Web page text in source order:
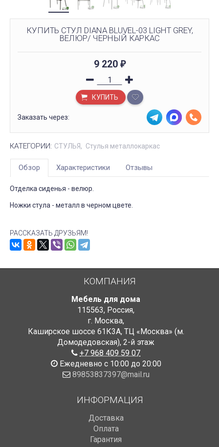
КУПИТЬ СТУЛ DIANA BLUVEL-03 LIGHT GREY,
ВЕЛЮР/ ЧЕРНЫЙ КАРКАС
9 220 ₽
КУПИТЬ
Заказать через:
КАТЕГОРИИ: СТУЛЬЯ Стулья металлокаркас
Обзор Характеристики Отзывы
Отделка сиденья - велюр.
Ножки стула - металл в черном цвете.
РАССКАЗАТЬ ДРУЗЬЯМ!
КОМПАНИЯ
Мебель для дома
115563, Россия,
г. Москва,
Каширское шоссе 61К3А, ТЦ «Москва» (м.
Домодедовская), 2-й этаж
+7 968 409 59 07
Ежедневно с 10:00 до 20:00
89853837397@mail.ru
ИНФОРМАЦИЯ
Доставка
Оплата
Гарантия